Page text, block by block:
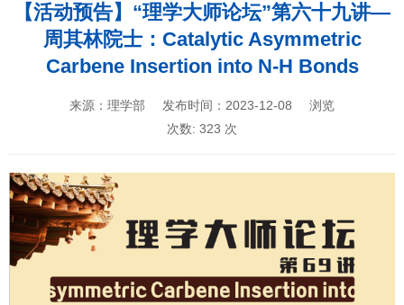
【活动预告】“理学大师论坛”第六十九讲—
周其林院士：Catalytic Asymmetric
Carbene Insertion into N-H Bonds
来源：理学部 发布时间：2023-12-08
浏览
次数: 323 次